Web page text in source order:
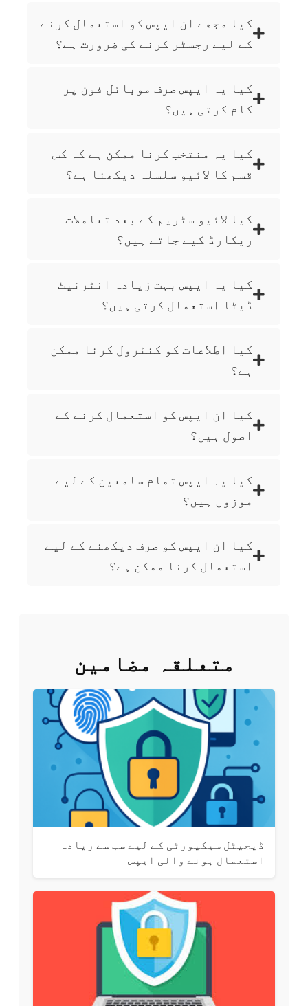
کیا مجھے ان ایپس کو استعمال کرنے
کے لیے رجسٹر کرنے کی ضرورت ہے؟
کیا یہ ایپس صرف موبائل فون پر
کام کرتی ہیں؟
کیا یہ منتخب کرنا ممکن ہے کہ کس
قسم کا لائیو سلسلہ دیکھنا ہے؟
کیا لائیو سٹریم کے بعد تعاملات
ریکارڈ کیے جاتے ہیں؟
کیا یہ ایپس بہت زیادہ انٹرنیٹ
ڈیٹا استعمال کرتی ہیں؟
کیا اطلاعات کو کنٹرول کرنا ممکن
ہے؟
کیا ان ایپس کو استعمال کرنے کے
اصول ہیں؟
کیا یہ ایپس تمام سامعین کے لیے
موزوں ہیں؟
کیا ان ایپس کو صرف دیکھنے کے لیے
استعمال کرنا ممکن ہے؟
متعلقہ مضامین
ڈیجیٹل سیکیورٹی کے لیے سب سے زیادہ
استعمال ہونے والی ایپس